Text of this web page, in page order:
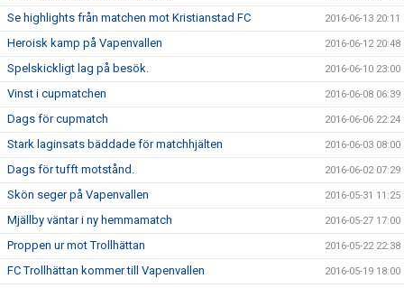
Se highlights från matchen mot Kristianstad FC 2016-06-13 20:11
Heroisk kamp på Vapenvallen 2016-06-12 20:48
Spelskickligt lag på besök. 2016-06-10 23:00
Vinst i cupmatchen 2016-06-08 06:39
Dags för cupmatch 2016-06-06 22:24
Stark laginsats bäddade för matchhjälten 2016-06-03 08:00
Dags för tufft motstånd. 2016-06-02 07:29
Skön seger på Vapenvallen 2016-05-31 11:25
Mjällby väntar i ny hemmamatch 2016-05-27 17:00
Proppen ur mot Trollhättan 2016-05-22 22:38
FC Trollhättan kommer till Vapenvallen 2016-05-19 18:00